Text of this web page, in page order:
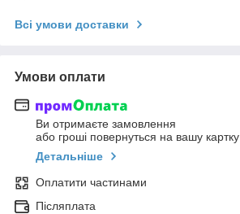
Всі умови доставки
Умови оплати
Ви отримаєте замовлення
або гроші повернуться на вашу картку
Детальніше
Оплатити частинами
Післяплата